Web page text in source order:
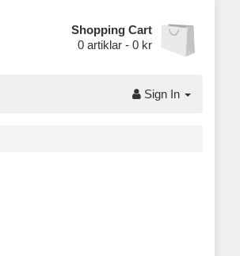
Shopping Cart
0artiklar - 0 kr
Sign In